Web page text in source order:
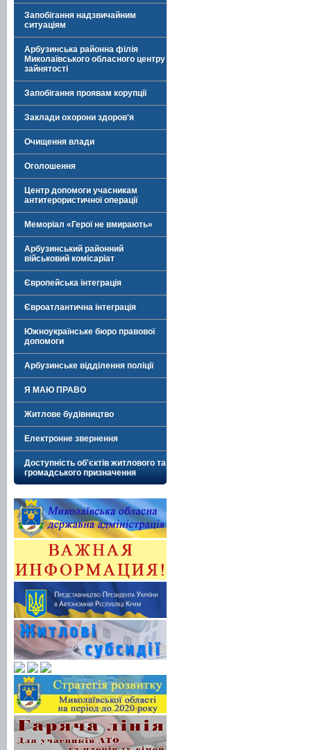
Запобігання надзвичайним
ситуаціям
Арбузинська районна філія
Миколаївського обласного центру
зайнятості
Запобігання проявам корупції
Заклади охорони здоров'я
Очищення влади
Оголошення
Центр допомоги учасникам
антитерористичної операції
Меморіал «Герої не вмирають»
Арбузинський районний
військовий комісаріат
Європейська інтеграція
Євроатлантична інтеграція
Южноукраїнське бюро правової
допомоги
Арбузинське відділення поліції
Я МАЮ ПРАВО
Житлове будівництво
Електронне звернення
Доступність об'єктів житлового та
громадського призначення